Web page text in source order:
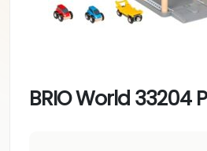
BRIO World 33204